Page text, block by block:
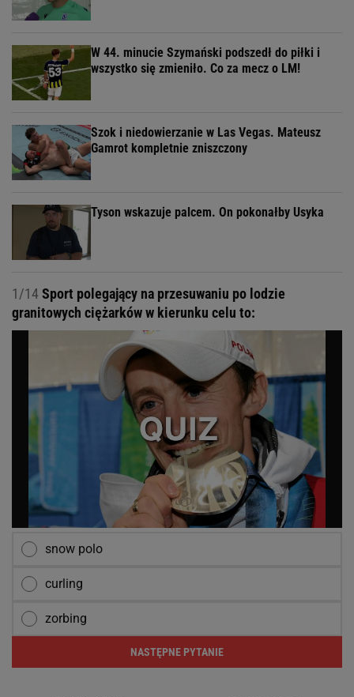
W 44. minucie Szymański podszedł do piłki i
wszystko się zmieniło. Co za mecz o LM!
Szok i niedowierzanie w Las Vegas. Mateusz
Gamrot kompletnie zniszczony
Tyson wskazuje palcem. On pokonałby Usyka
1/14Sport polegający na przesuwaniu po lodzie
granitowych ciężarków w kierunku celu to:
snow polo
curling
zorbing
NASTĘPNE PYTANIE